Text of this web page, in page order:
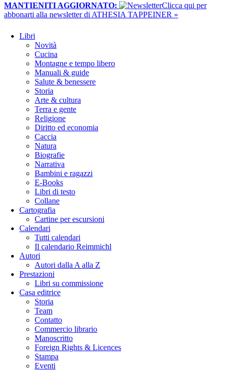
MANTIENITI AGGIORNATO:
​Clicca qui per
abbonarti alla newsletter di ATHESIA TAPPEINER »
Libri
Novità
Cucina
Montagne e tempo libero
Manuali & guide
Salute & benessere
Storia
Arte & cultura
Terra e gente
Religione
Diritto ed economia
Caccia
Natura
Biografie
Narrativa
Bambini e ragazzi
E-Books
Libri di testo
Collane
Cartografia
Cartine per escursioni
Calendari
Tutti calendari
Il calendario Reimmichl
Autori
Autori dalla A alla Z
Prestazioni
Libri su commissione
Casa editrice
Storia
Team
Contatto
Commercio librario
Manoscritto
Foreign Rights & Licences
Stampa
Eventi